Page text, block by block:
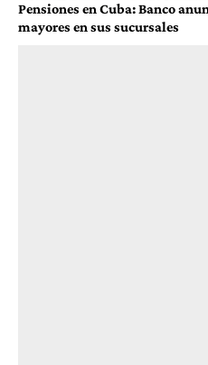
Pensiones en Cuba: Banco
mayores en sus sucursales